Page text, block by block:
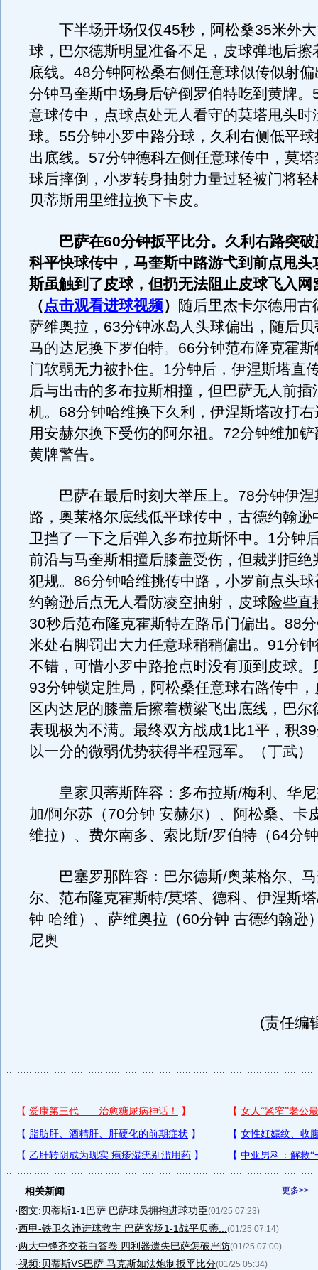
下半场开场仅仅45秒，阿松桑35米外大
球，巴尔德斯明显准备不足，皮球弹地后擦
底线。48分钟阿松桑右侧任意球似传似射
分钟马奎斯中场身后铲倒罗伯特吃到黄牌。
意球传中，点球点处无人看守的莫塔甩头时
球。55分钟小罗中路分球，久利右侧低平
出底线。57分钟德科左侧任意球传中，莫
球后摔倒，小罗转身抽射力量过轻被门将轻
贝蒂斯用里维拉换下卡皮。
巴萨在60分钟扳平比分。久利右路突
科平快球传中，马奎斯中路游弋到前点甩头
斯虽触到了皮球，但扔无法阻止皮球飞入网
（点击观看进球视频） 随后里杰卡尔德用古
萨维奥拉，63分钟冰岛人头球偏出，随后
马的达尼换下罗伯特。66分钟范布隆克霍
门软弱无力被扑住。1分钟后，伊涅斯塔直
后与出击的多布拉斯相撞，但巴萨无人前插
机。68分钟哈维换下久利，伊涅斯塔改打
用安赫尔换下受伤的阿尔祖。72分钟维加
黄牌警告。
巴萨在最后时刻大举压上。78分钟伊涅
路，奥莱格尔底线低平球传中，古德约翰逊
卫挡了一下之后弹入多布拉斯怀中。1分钟
前沿与马奎斯相撞后膝盖受伤，但裁判拒绝
犯规。86分钟哈维挑传中路，小罗前点头
约翰逊后点无人看防凌空抽射，皮球险些直
30秒后范布隆克霍斯特左路吊门偏出。88
米处右脚罚出大力任意球稍稍偏出。91分
不错，可惜小罗中路抢点时没有顶到皮球。
93分钟锁定胜局，阿松桑任意球右路传中
区内达尼的膝盖后擦着横梁飞出底线，巴尔
表现极为不满。最终双方战成1比1平，积
以一分的微弱优势获得半程冠军。（丁武）
皇家贝蒂斯阵容：多布拉斯/梅利、华尼
加/阿尔苏（70分钟 安赫尔）、阿松桑、卡
维拉）、费尔南多、索比斯/罗伯特（64分
巴塞罗那阵容：巴尔德斯/奥莱格尔、马
尔、范布隆克霍斯特/莫塔、德科、伊涅斯
钟 哈维）、萨维奥拉（60分钟 古德约翰逊
尼奥
(责任编
更多>>
相关新闻
·图文:贝蒂斯1-1巴萨 巴萨球员拥抱进球功臣(01/25 07:23)
·西甲-铁卫久违进球救主 巴萨客场1-1战平贝蒂... (01/25 07:14)
·两大中锋齐交苍白答卷 四利器遗失巴萨怎破严防(01/25 07:00)
·视频:贝蒂斯VS巴萨 马克斯如法炮制扳平比分(01/25 05:34)